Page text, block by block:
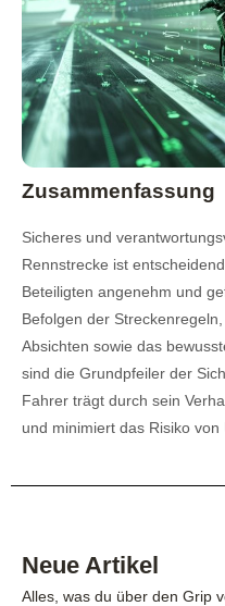
Zusammenfassung
Sicheres und
Rennstrecke ist
Beteiligten angenehm und
Befolgen der
Absichten sowie das
sind die Grundpfeiler der
Fahrer trägt durch sein
und minimiert das Risiko
Neue Artikel
Alles, was du über den Grip